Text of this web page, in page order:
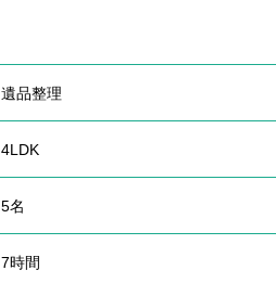
遺品整理
4LDK
5名
7時間